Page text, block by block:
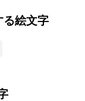
る絵文字